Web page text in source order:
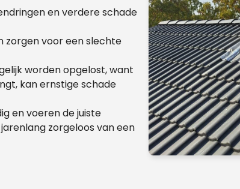
en verdere schade
zorgen voor een slechte
worden opgelost, want
kan ernstige schade
en voeren de juiste
zorgeloos van een